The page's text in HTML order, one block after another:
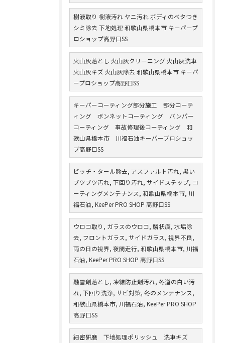
樹液取り 樹液汚れ ヤニ汚れ ボディのベタつき
シミ除去 下地処理 和歌山県橋本市 キーパープ
ロショップ高野口SS
火山灰落とし 火山灰クリーニング 火山灰洗車
火山灰キズ 火山灰除去 和歌山県橋本市 キーパ
ープロショップ高野口SS
キーパーコーティング部分施工 部分コーテ
ィング ボンネットコーティング バンパー
コーティング 事故修理後コーティング 和
歌山県橋本市 川福石油キーパープロショッ
プ高野口SS
ピッチ・タール除去, アスファルト汚れ, 黒い
ブツブツ汚れ, 下回り汚れ, サイドステップ, コ
ーティングメンテナンス, 和歌山県橋本市, 川
福石油, KeePer PRO SHOP 高野口SS
ウロコ取り, ガラスのウロコ, 鱗状痕, 水垢除
去, フロントガラス, サイドガラス, 視界不良,
雨の日の視界, 夜間走行, 和歌山県橋本市, 川福
石油, KeePer PRO SHOP 高野口SS
融雪剤落とし, 凍結防止剤汚れ, 冬道の白い汚
れ, 下回り洗浄, サビ対策, 冬のメンテナンス,
和歌山県橋本市, 川福石油, KeePer PRO SHOP
高野口SS
細密研磨 下地処理ポリッシュ 洗車キズ